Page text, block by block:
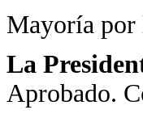
Mayoría por
La
Aprobado.